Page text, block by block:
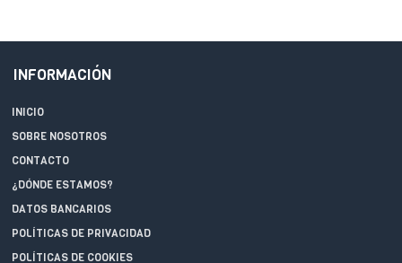
INFORMACIÓN
INICIO
SOBRE NOSOTROS
CONTACTO
¿DÓNDE ESTAMOS?
DATOS BANCARIOS
POLÍTICAS DE PRIVACIDAD
POLÍTICAS DE COOKIES